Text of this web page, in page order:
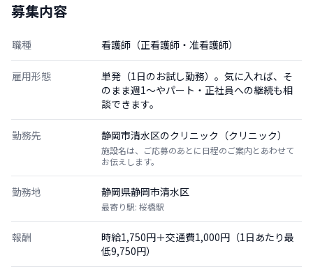
募集内容
職種 看護師（正看護師・准看護師）
雇用形態
単発（1日のお試し勤務）。気に入れば、そ
のまま週1〜やパート・正社員への継続も相
談できます。
勤務先 静岡市清水区のクリニック（クリニック）
施設名は、ご応募のあとに日程のご案内とあわせて
お伝えします。
勤務地 静岡県静岡市清水区
最寄り駅: 桜橋駅
報酬
時給1,750円＋交通費1,000円（1日あたり最
低9,750円）